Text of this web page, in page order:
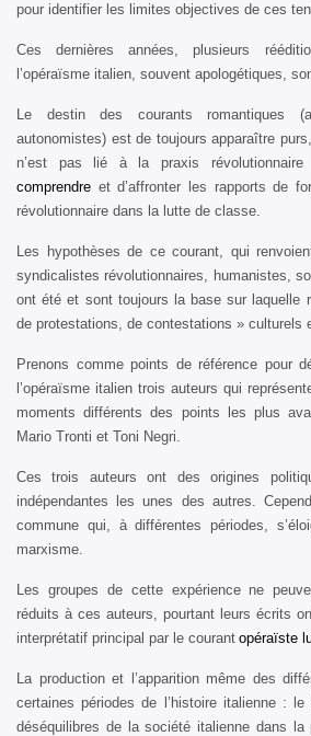
pour identifier les limites objectives de ces
Ces dernières années, plusieurs
l’opéraïsme italien, souvent apologétiques,
Le destin des courants romantiques
autonomistes) est de toujours apparaître
n’est pas lié à la praxis révolutionnaire
comprendre et d’affronter les rapports de
révolutionnaire dans la lutte de classe.
Les hypothèses de ce courant, qui
syndicalistes révolutionnaires, humanistes,
ont été et sont toujours la base sur laquelle
de protestations, de contestations » culturels
Prenons comme points de référence pour
l’opéraïsme italien trois auteurs qui
moments différents des points les plus
Mario Tronti et Toni Negri.
Ces trois auteurs ont des origines
indépendantes les unes des autres.
commune qui, à différentes périodes,
marxisme.
Les groupes de cette expérience ne
réduits à ces auteurs, pourtant leurs écrits
interprétatif principal par le courant opéraïste
La production et l’apparition même des
certaines périodes de l’histoire italienne :
déséquilibres de la société italienne dans la